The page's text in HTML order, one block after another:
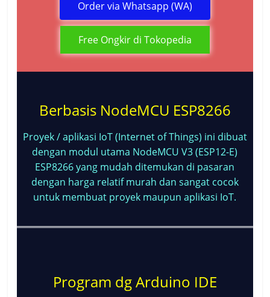
Order via Whatsapp (WA)
Free Ongkir di Tokopedia
Berbasis NodeMCU ESP8266
Proyek / aplikasi IoT (Internet of Things) ini dibuat
dengan modul utama NodeMCU V3 (ESP12-E)
ESP8266 yang mudah ditemukan di pasaran
dengan harga relatif murah dan sangat cocok
untuk membuat proyek maupun aplikasi IoT.
Program dg Arduino IDE